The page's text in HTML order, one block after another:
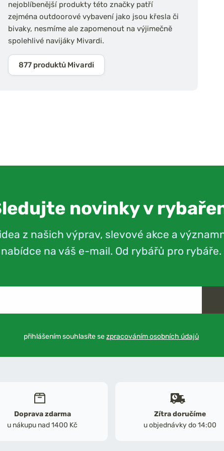
nejoblíbenější produkty této značky patří
zejména outdoorové vybavení jako jsou křesla či
bivaky, nesmíme ale zapomenout na výjimečně
spolehlivé navijáky Mivardi.
877 produktů Mivardi
novinky v
z našich výprav, slevové akce a
nabídce na váš e-mail. Od rybářů pro rybáře.
přihlášením souhlasíte sezpracováním osobních údajů
Doprava zdarma
u nákupu nad 1400 Kč
Zítra doručíme
u objednávky do 14:00